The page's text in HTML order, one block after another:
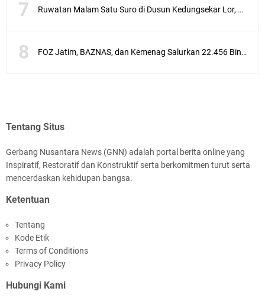
Ruwatan Malam Satu Suro di Dusun Kedungsekar Lor, Tradisi Luhur yang Terus Istiqomah
FOZ Jatim, BAZNAS, dan Kemenag Salurkan 22.456 Bingkisan Lebaran Yatim Serentak di Berbagai Daerah di Jawa Timur
Tentang Situs
Gerbang Nusantara News (GNN) adalah portal berita online yang
Inspiratif, Restoratif dan Konstruktif serta berkomitmen turut serta
mencerdaskan kehidupan bangsa.
Ketentuan
Tentang
Kode Etik
Terms of Conditions
Privacy Policy
Hubungi Kami